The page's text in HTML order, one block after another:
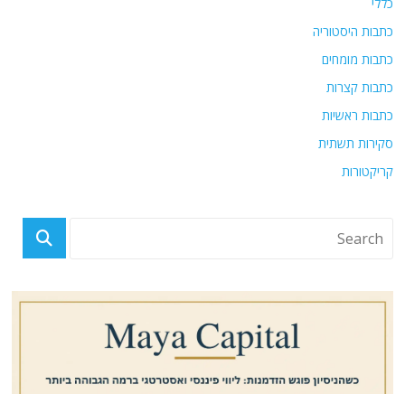
כתבות היסטוריה
כתבות מומחים
כתבות קצרות
כתבות ראשיות
סקירות תשתית
קריקטורות